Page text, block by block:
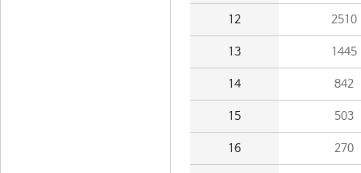
12 2510
13 1445
14 842
15 503
16 270